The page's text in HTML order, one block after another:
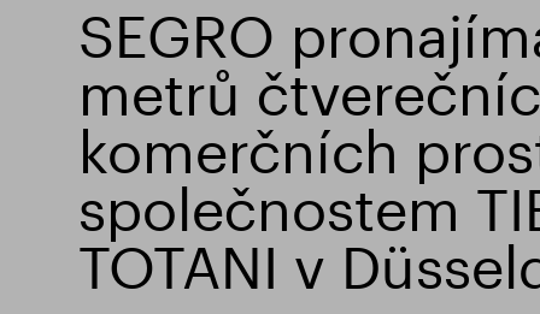
search
Populární vyhledávání
Zodpovědné SEGRO Slough
SEGRO
metrů
komerčních
společnostem
TOTANI v